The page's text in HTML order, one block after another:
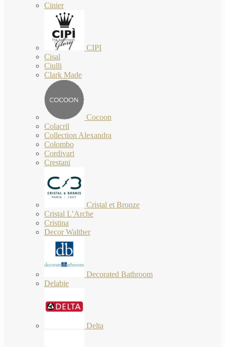
Cinier
CIPI
Cisal
Ciulli
Clark Made
Cocoon
Colacril
Collection Alexandra
Colombo
Cordivari
Crestani
Cristal et Bronze
Cristal L’Arche
Cristina
Decor Walther
Decorated Bathroom
Delabie
Delta